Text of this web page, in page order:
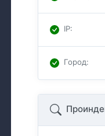
IP:
Город: